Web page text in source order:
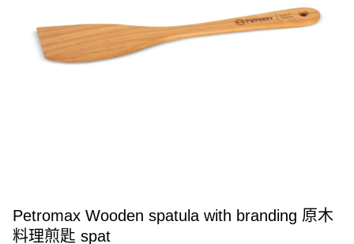
Petromax Wooden spatula with branding 原木
料理煎匙 spat